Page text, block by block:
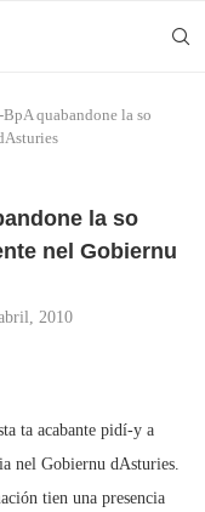
quabandone la so
la so
nel Gobiernu
2010
ta acabante pidí-y a
nel Gobiernu dAsturies.
tien una presencia